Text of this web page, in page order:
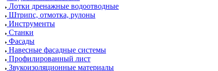
Лотки дренажные водоотводные
Штрипс, отмотка, рулоны
Инструменты
Станки
Фасады
Навесные фасадные системы
Профилированный лист
Звукоизоляционные материалы